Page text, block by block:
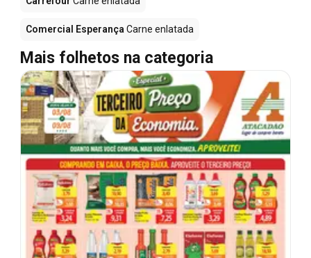
Comercial Esperança Carne enlatada
Mais folhetos na categoria